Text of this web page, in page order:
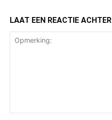
LAAT EEN REACTIE ACHTER